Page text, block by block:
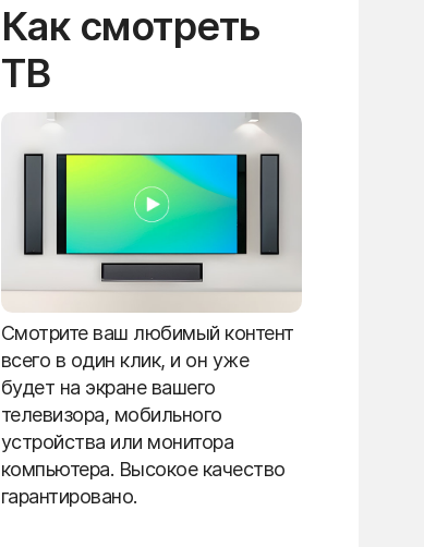
Как смотреть
ТВ
Смотрите ваш любимый контент
всего в один клик, и он уже
будет на экране вашего
телевизора, мобильного
устройства или монитора
компьютера. Высокое качество
гарантировано.